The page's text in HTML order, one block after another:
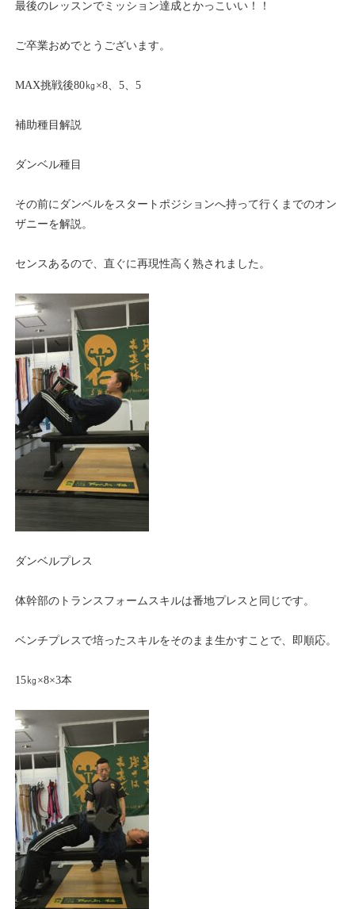
最後のレッスンでミッション達成とかっこいい！！
ご卒業おめでとうございます。
MAX挑戦後80㎏×8、5、5
補助種目解説
ダンベル種目
その前にダンベルをスタートポジションへ持って行くまでのオン
ザニーを解説。
センスあるので、直ぐに再現性高く熟されました。
ダンベルプレス
体幹部のトランスフォームスキルは番地プレスと同じです。
ベンチプレスで培ったスキルをそのまま生かすことで、即順応。
15㎏×8×3本